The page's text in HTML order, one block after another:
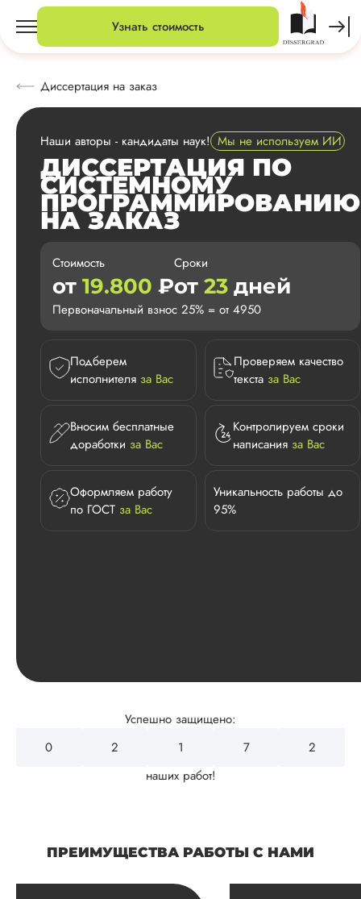
Узнать стоимость
Диссертация на заказ
Наши авторы - кандидаты наук! Мы не используем ИИ
ДИССЕРТАЦИЯ ПО
СИСТЕМНОМУ
ПРОГРАММИРОВАНИЮ
НА ЗАКАЗ
Стоимость
от 19.800 ₽
Сроки
от 23 дней
Первоначальный взнос 25% = от 4950
Подберем
исполнителя за Вас
Проверяем качество
текста за Вас
Вносим бесплатные
доработки за Вас
Контролируем сроки
написания за Вас
Оформляем работу
по ГОСТ за Вас
Уникальность работы до
95%
Успешно защищено:
2
3
4
2
0
наших работ!
ПРЕИМУЩЕСТВА РАБОТЫ С НАМИ